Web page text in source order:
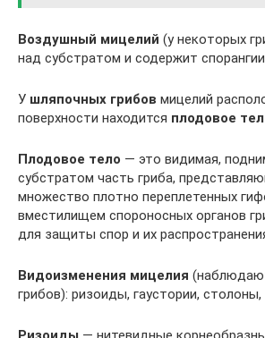
Воздушный мицелий (у некоторых
над субстратом и содержит
У шляпочных грибов мицелий
поверхности находится плодовое
Плодовое тело — это видимая,
субстратом часть гриба,
множество плотно переплетенных
вместилищем спороносных органов
для защиты спор и их
Видоизменения мицелия
грибов): ризоиды, гаустории,